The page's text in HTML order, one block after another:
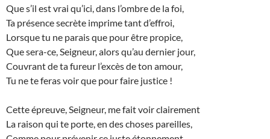
Que s’il est vrai qu’ici, dans l’ombre de la foi,
Ta présence secrète imprime tant d’effroi,
Lorsque tu ne parais que pour être propice,
Que sera-ce, Seigneur, alors qu’au dernier jour,
Couvrant de ta fureur l’excès de ton amour,
Tu ne te feras voir que pour faire justice !
Cette épreuve, Seigneur, me fait voir clairement
La raison qui te porte, en des choses pareilles,